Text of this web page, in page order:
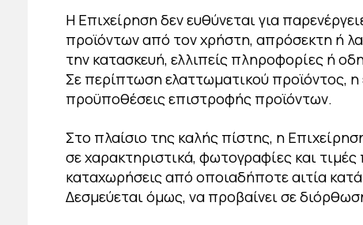
Η Επιχείρηση δεν ευθύνεται για
προϊόντων από τον χρήστη, απρόσεκτη ή
την κατασκευή, ελλιπείς πληροφορίες ή
Σε περίπτωση ελαττωματικού προϊόντος,
προϋποθέσεις επιστροφής προϊόντων.
Στο πλαίσιο της καλής πίστης, η
σε χαρακτηριστικά, φωτογραφίες και
καταχωρήσεις από οποιαδήποτε αιτία
Δεσμεύεται όμως, να προβαίνει σε